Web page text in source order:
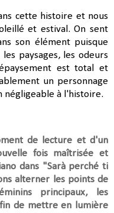
cette histoire et nous
et estival. On sent
son élément puisque
paysages, les odeurs
est total et
un personnage
négligeable à l'histoire.
de lecture et d'un
fois maîtrisée et
dans "Sarà perché ti
alterner les points de
principaux, les
de mettre en lumière